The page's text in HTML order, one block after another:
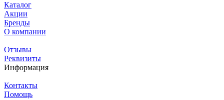
Каталог
Акции
Бренды
О компании
Отзывы
Реквизиты
Информация
Контакты
Помощь